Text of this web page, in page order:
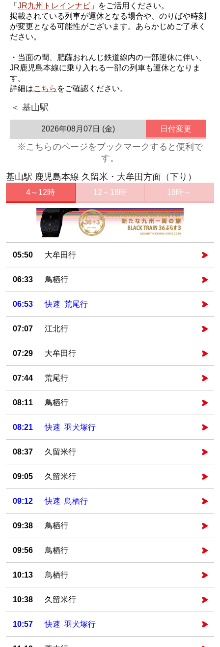
「JR九州トレインナビ 」をご活用ください。
掲載されている列車が運休となる場合や、のりばや時刻
が変更となる可能性がございます。あらかじめご了承く
ださい。
・当面の間、肥薩おれんじ鉄道線内の一部運休に伴い、
JR鹿児島本線に乗り入れる一部の列車も運休となりま
す。
詳細はこちら をご確認ください。
＜ 基山駅
2026年08月07日 (金) 日付変更
※こちらのページをブックマークすると便利で
す。
基山駅 鹿児島本線 久留米・大牟田方面（下り）
4～12時 12～18時 18時～
05:50 大牟田行
06:33 鳥栖行
06:53 快速 荒尾行
07:07 江北行
07:29 大牟田行
07:44 荒尾行
08:11 鳥栖行
08:21 快速 羽犬塚行
08:37 久留米行
09:05 久留米行
09:12 快速 鳥栖行
09:38 鳥栖行
09:56 鳥栖行
10:13 鳥栖行
10:38 久留米行
10:57 快速 羽犬塚行